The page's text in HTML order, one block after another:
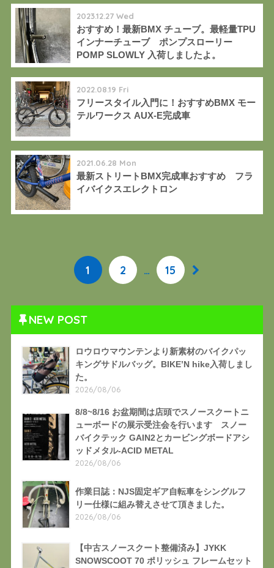
2023.12.27 Wed
おすすめ！最新BMX チューブ。最軽量TPU
インナーチューブ ポンプスローリー
POMP SLOWLY 入荷しましたよ。
2022.08.19 Fri
フリースタイル入門に！おすすめBMX モー
テルワークス AUX-E完成車
2021.06.28 Mon
最新ストリートBMX完成車おすすめ フラ
イバイクスエレクトロン
1 2 … 15
NEW POST
ロウロウマウンテンより新素材のバイクパッ
キングサドルバッグ。BIKE’N hike入荷しまし
た。
2026/08/06
8/8~8/16 お盆期間は店頭でスノースクートニ
ューボードの展示受注会を行います スノー
バイクテック GAIN2とカービングボードアシ
ッドメタル-ACID METAL
2026/08/06
作業日誌：NJS固定ギア自転車をシングルフ
リー仕様に組み替えさせて頂きました。
2026/08/06
【中古スノースクート整備済み】JYKK
SNOWSCOOT 70 ポリッシュ フレームセット